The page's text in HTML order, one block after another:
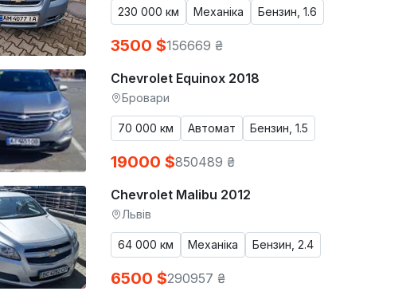
230 000 км Механіка Бензин, 1.6
3500 $156669 ₴
Chevrolet Equinox 2018
Бровари
70 000 км Автомат Бензин, 1.5
19000 $850489 ₴
Chevrolet Malibu 2012
Львів
64 000 км Механіка Бензин, 2.4
6500 $290957 ₴